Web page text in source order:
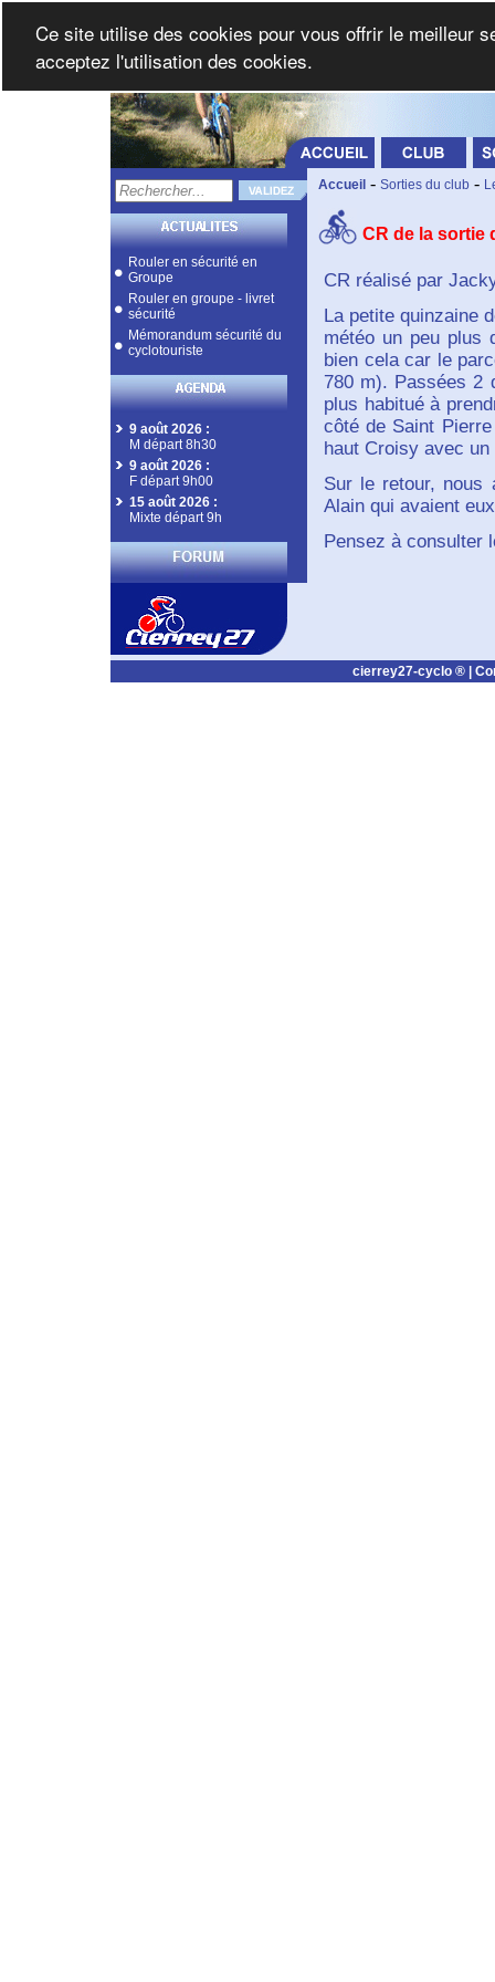
Rouler en sécurité en
Groupe
Rouler en groupe - livret
sécurité
Mémorandum sécurité du
cyclotouriste
9 août 2026 :
M départ 8h30
9 août 2026 :
F départ 9h00
15 août 2026 :
Mixte départ 9h
Accueil - Sorties du club -
CR de la sortie
CR réalisé par
La petite quinzaine
météo un peu plus
bien cela car le
780 m). Passées 2
plus habitué à
côté de Saint
haut Croisy avec
Sur le retour, nous
Alain qui avaient
Pensez à consulter
cierrey27-cyclo ® |
Ce site utilise des cookies pour vous offrir le meilleur
acceptez l'utilisation des cookies.